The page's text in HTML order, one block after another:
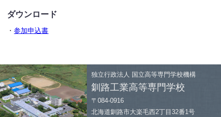
ダウンロード
・参加申込書
独立行政法人 国立高等専門学校機構
釧路工業高等専門学校
〒084-0916
北海道釧路市大楽毛西2丁目32番1号